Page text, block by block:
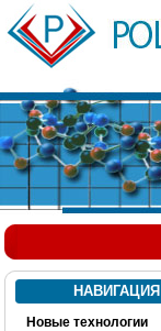
НАВИГАЦИЯ
Новые технологии